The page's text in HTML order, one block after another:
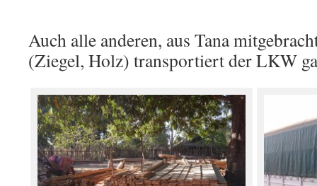
Auch alle anderen, aus Tana
(Ziegel, Holz) transportiert der LKW